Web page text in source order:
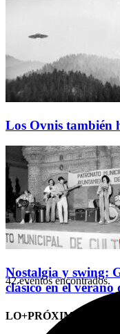
Los Ovnis también
Nostalgia y swing:
clásico en el verano
LO+PRÓXIMO (CITAS)
42 eventos encontrados.